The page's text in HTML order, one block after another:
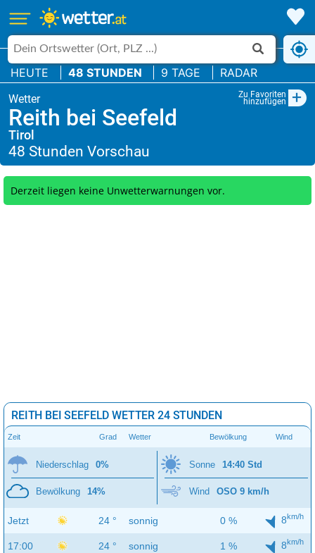
HEUTE 48 STUNDEN 9 TAGE RADAR
Zu Favoriten
hinzufügen +
Reith bei Seefeld
Tirol
Derzeit liegen keine Unwetterwarnungen vor.
REITH BEI SEEFELD WETTER 24 STUNDEN
Zeit Grad Wetter Bewölkung Wind
Niederschlag 0%
Bewölkung 14%
Sonne 14:40 Std
Wind OSO 9 km/h
Jetzt 24 ° sonnig 0 % 8km/h
17:00 24 ° sonnig 1 % 8km/h